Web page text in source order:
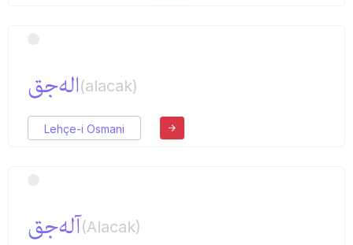
اله‌جق(alacak)
Lehçe-i Osmani
آله‌جق(Alacak)